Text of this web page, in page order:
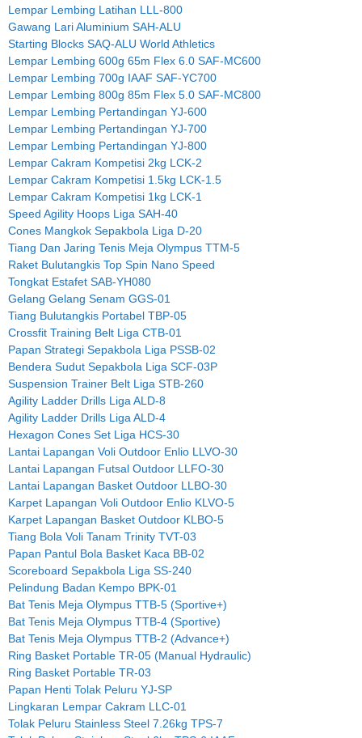
Lempar Lembing Latihan LLL-800
Gawang Lari Aluminium SAH-ALU
Starting Blocks SAQ-ALU World Athletics
Lempar Lembing 600g 65m Flex 6.0 SAF-MC600
Lempar Lembing 700g IAAF SAF-YC700
Lempar Lembing 800g 85m Flex 5.0 SAF-MC800
Lempar Lembing Pertandingan YJ-600
Lempar Lembing Pertandingan YJ-700
Lempar Lembing Pertandingan YJ-800
Lempar Cakram Kompetisi 2kg LCK-2
Lempar Cakram Kompetisi 1.5kg LCK-1.5
Lempar Cakram Kompetisi 1kg LCK-1
Speed Agility Hoops Liga SAH-40
Cones Mangkok Sepakbola Liga D-20
Tiang Dan Jaring Tenis Meja Olympus TTM-5
Raket Bulutangkis Top Spin Nano Speed
Tongkat Estafet SAB-YH080
Gelang Gelang Senam GGS-01
Tiang Bulutangkis Portabel TBP-05
Crossfit Training Belt Liga CTB-01
Papan Strategi Sepakbola Liga PSSB-02
Bendera Sudut Sepakbola Liga SCF-03P
Suspension Trainer Belt Liga STB-260
Agility Ladder Drills Liga ALD-8
Agility Ladder Drills Liga ALD-4
Hexagon Cones Set Liga HCS-30
Lantai Lapangan Voli Outdoor Enlio LLVO-30
Lantai Lapangan Futsal Outdoor LLFO-30
Lantai Lapangan Basket Outdoor LLBO-30
Karpet Lapangan Voli Outdoor Enlio KLVO-5
Karpet Lapangan Basket Outdoor KLBO-5
Tiang Bola Voli Tanam Trinity TVT-03
Papan Pantul Bola Basket Kaca BB-02
Scoreboard Sepakbola Liga SS-240
Pelindung Badan Kempo BPK-01
Bat Tenis Meja Olympus TTB-5 (Sportive+)
Bat Tenis Meja Olympus TTB-4 (Sportive)
Bat Tenis Meja Olympus TTB-2 (Advance+)
Ring Basket Portable TR-05 (Manual Hydraulic)
Ring Basket Portable TR-03
Papan Henti Tolak Peluru YJ-SP
Lingkaran Lempar Cakram LLC-01
Tolak Peluru Stainless Steel 7.26kg TPS-7